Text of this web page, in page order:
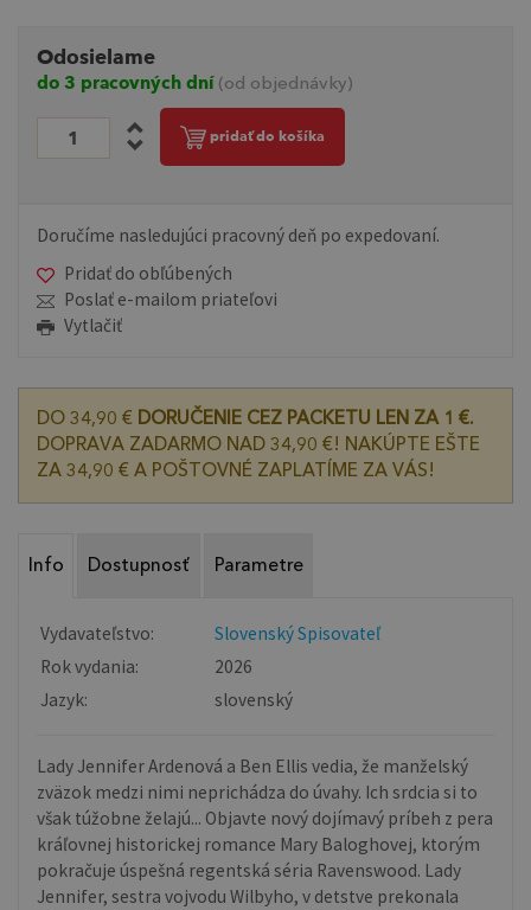
Odosielame
do 3 pracovných dní (od objednávky)
pridať do košíka
Doručíme nasledujúci pracovný deň po expedovaní.
Pridať do obľúbených
Poslať e-mailom priateľovi
Vytlačiť
DO 34,90 € DORUČENIE CEZ PACKETU LEN ZA 1 €.
DOPRAVA ZADARMO NAD 34,90 €! NAKÚPTE EŠTE
ZA 34,90 € A POŠTOVNÉ ZAPLATÍME ZA VÁS!
Info Dostupnosť Parametre
Vydavateľstvo:
Slovenský Spisovateľ
Rok vydania:
2026
Jazyk:
slovenský
Lady Jennifer Ardenová a Ben Ellis vedia, že manželský
zväzok medzi nimi neprichádza do úvahy. Ich srdcia si to
však túžobne želajú... Objavte nový dojímavý príbeh z pera
kráľovnej historickej romance Mary Baloghovej, ktorým
pokračuje úspešná regentská séria Ravenswood. Lady
Jennifer, sestra vojvodu Wilbyho, v detstve prekonala